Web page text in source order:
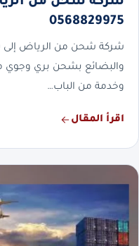
0568829975
شركة شحن من الرياض إلى
والبضائع بشحن بري وجوي
وخدمة من الباب…
اقرأ المقال